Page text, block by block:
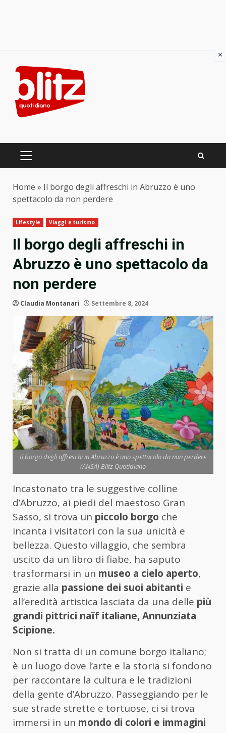
content
PRIMARY
Home » Il borgo degli affreschi in Abruzzo è uno
spettacolo da non perdere
Lifestyle Viaggi e turismo
Il borgo degli affreschi in
Abruzzo è uno spettacolo da
non perdere
Claudia Montanari Settembre 8, 2024
Il borgo degli affreschi in Abruzzo è uno spettacolo da non perdere
(ANSA) Blitz Quotidiano
Incastonato tra le suggestive colline
d’Abruzzo, ai piedi del maestoso Gran
Sasso, si trova un piccolo borgo che
incanta i visitatori con la sua unicità e
bellezza. Questo villaggio, che sembra
uscito da un libro di fiabe, ha saputo
trasformarsi in un museo a cielo aperto,
grazie alla passione dei suoi abitanti e
all’eredità artistica lasciata da una delle più
grandi pittrici naïf italiane, Annunziata
Scipione.
Non si tratta di un comune borgo italiano;
è un luogo dove l’arte e la storia si fondono
per raccontare la cultura e le tradizioni
della gente d’Abruzzo. Passeggiando per le
sue strade strette e tortuose, ci si trova
immersi in un mondo di colori e immagini
×